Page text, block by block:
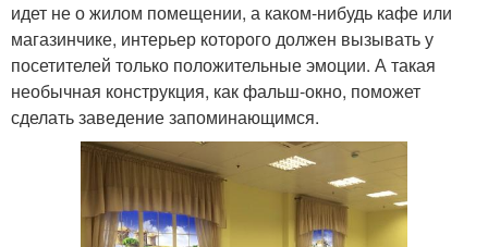
идет не о жилом помещении, а каком-нибудь кафе или
магазинчике, интерьер которого должен вызывать у
посетителей только положительные эмоции. А такая
необычная конструкция, как фальш-окно, поможет
сделать заведение запоминающимся.